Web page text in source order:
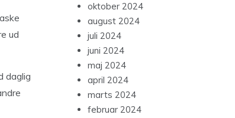
ud
daglig
oktober 2024
august 2024
juli 2024
juni 2024
maj 2024
april 2024
marts 2024
februar 2024